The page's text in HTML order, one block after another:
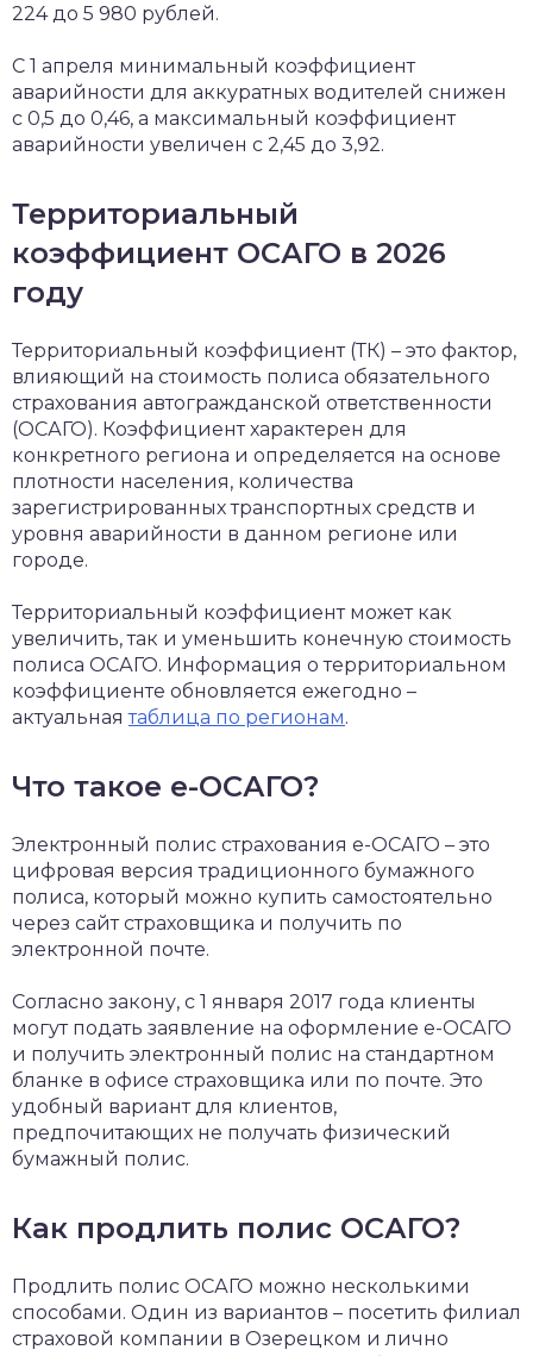
224 до 5 980 рублей.
С 1 апреля минимальный коэффициент
аварийности для аккуратных водителей снижен
с 0,5 до 0,46, а максимальный коэффициент
аварийности увеличен с 2,45 до 3,92.
Территориальный
коэффициент ОСАГО в 2026
году
Территориальный коэффициент (ТК) – это фактор,
влияющий на стоимость полиса обязательного
страхования автогражданской ответственности
(ОСАГО). Коэффициент характерен для
конкретного региона и определяется на основе
плотности населения, количества
зарегистрированных транспортных средств и
уровня аварийности в данном регионе или
городе.
Территориальный коэффициент может как
увеличить, так и уменьшить конечную стоимость
полиса ОСАГО. Информация о территориальном
коэффициенте обновляется ежегодно –
актуальнаятаблица по регионам.
Что такое е-ОСАГО?
Электронный полис страхования е-ОСАГО – это
цифровая версия традиционного бумажного
полиса, который можно купить самостоятельно
через сайт страховщика и получить по
электронной почте.
Согласно закону, с 1 января 2017 года клиенты
могут подать заявление на оформление е-ОСАГО
и получить электронный полис на стандартном
бланке в офисе страховщика или по почте. Это
удобный вариант для клиентов,
предпочитающих не получать физический
бумажный полис.
Как продлить полис ОСАГО?
Продлить полис ОСАГО можно несколькими
способами. Один из вариантов – посетить филиал
страховой компании в Озерецком и лично